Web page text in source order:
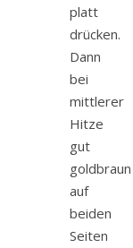
platt
drücken.
Dann
bei
mittlerer
Hitze
gut
goldbraun
auf
beiden
Seiten